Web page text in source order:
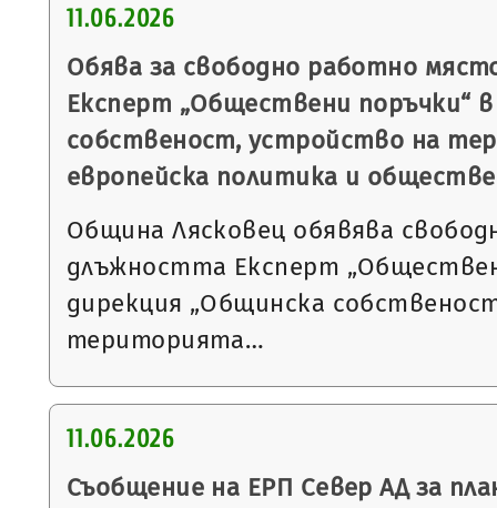
11.06.2026
Обява за свободно работно
Експерт „Обществени поръчки“
собственост, устройство на
европейска политика и
Община Лясковец обявява
длъжността Експерт
дирекция „Общинска
територията…
11.06.2026
Съобщение на ЕРП Север АД за